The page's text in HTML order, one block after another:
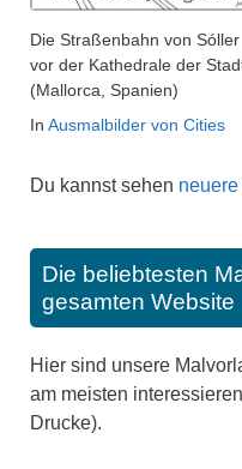
Die Straßenbahn von Sóller
vor der Kathedrale der
(Mallorca, Spanien)
In Ausmalbilder von Cities
Du kannst sehen
Die beliebtesten
gesamten Website
Hier sind unsere
am meisten
Drucke).